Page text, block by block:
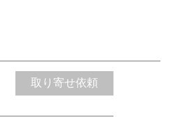
取り寄せ依頼